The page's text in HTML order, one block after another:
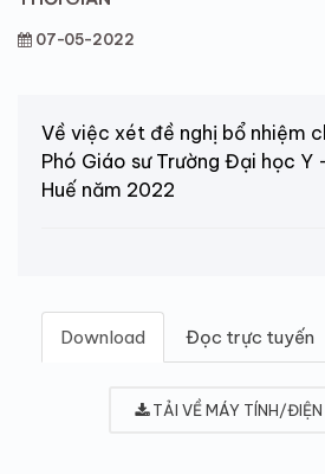
07-05-2022
Về việc xét đề nghị bổ nhiệm
Phó Giáo sư Trường Đại học Y
Huế năm 2022
Download Đọc trực tuyến
TẢI VỀ MÁY TÍNH/